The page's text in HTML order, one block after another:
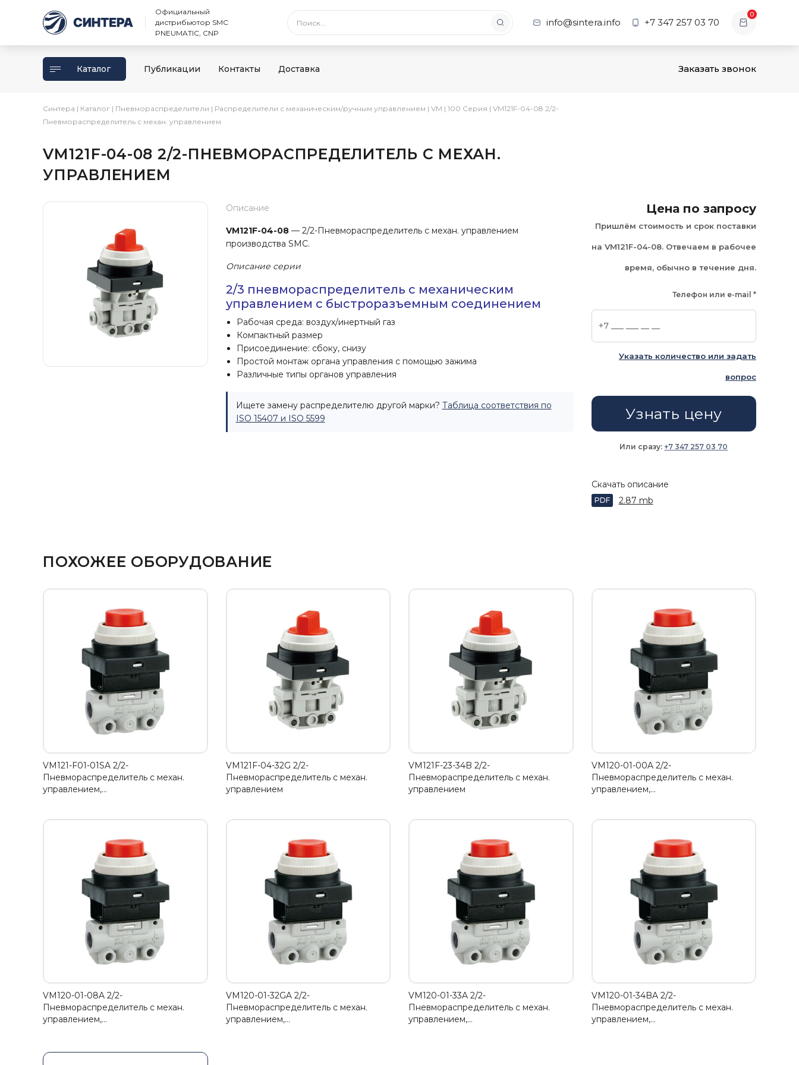
Официальный
дистрибьютор SMC
PNEUMATIC, CNP
info@sintera.info +7 347 257 03 70
0
Каталог Публикации Контакты Доставка Заказать звонок
Синтера | Каталог | Пневмораспределители | Распределители с механическим/ручным управлением | VM | 100 Серия | VM121F-04-08 2/2-
Пневмораспределитель с механ. управлением
VM121F-04-08 2/2-ПНЕВМОРАСПРЕДЕЛИТЕЛЬ С МЕХАН.
УПРАВЛЕНИЕМ
Описание
VM121F-04-08— 2/2-Пневмораспределитель с механ. управлением
производства SMC.
Описание серии
2/3 пневмораспределитель с механическим
управлением с быстроразъемным соединением
Рабочая среда: воздух/инертный газ
Компактный размер
Присоединение: сбоку, снизу
Простой монтаж органа управления с помощью зажима
Различные типы органов управления
Ищете замену распределителю другой марки? Таблица соответствия по
ISO 15407 и ISO 5599
Цена по запросу
Пришлём стоимость и срок поставки
на VM121F-04-08. Отвечаем в рабочее
время, обычно в течение дня.
Телефон или e-mail *
Указать количество или задать
вопрос
Узнать цену
Или сразу: +7 347 257 03 70
Скачать описание
PDF 2.87 mb
ПОХОЖЕЕ ОБОРУДОВАНИЕ
VM121-F01-01SA 2/2-
Пневмораспределитель с механ.
управлением,…
VM121F-04-32G 2/2-
Пневмораспределитель с механ.
управлением
VM121F-23-34B 2/2-
Пневмораспределитель с механ.
управлением
VM120-01-00A 2/2-
Пневмораспределитель с механ.
управлением,…
VM120-01-08A 2/2-
Пневмораспределитель с механ.
управлением,…
VM120-01-32GA 2/2-
Пневмораспределитель с механ.
управлением,…
VM120-01-33A 2/2-
Пневмораспределитель с механ.
управлением,…
VM120-01-34BA 2/2-
Пневмораспределитель с механ.
управлением,…